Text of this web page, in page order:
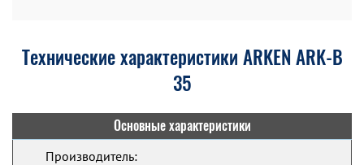
Технические характеристики ARKEN ARK-B
35
Основные характеристики
Производитель: